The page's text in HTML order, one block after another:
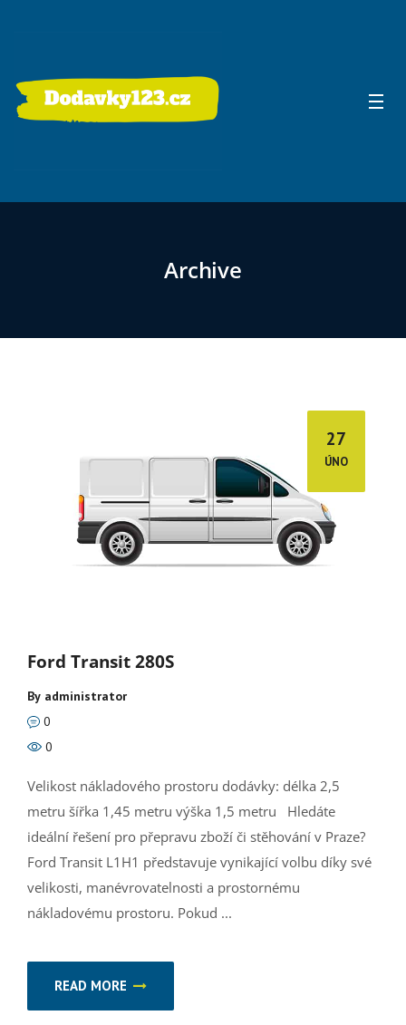
Archive
27
ÚNO
Ford Transit 280S
By administrator
0
0
Velikost nákladového prostoru dodávky: délka 2,5
metru šířka 1,45 metru výška 1,5 metru Hledáte
ideální řešení pro přepravu zboží či stěhování v Praze?
Ford Transit L1H1 představuje vynikající volbu díky své
velikosti, manévrovatelnosti a prostornému
nákladovému prostoru. Pokud ...
READ MORE